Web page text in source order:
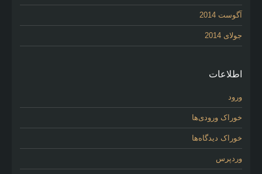
آگوست 2014
جولای 2014
اطلاعات
ورود
خوراک ورودی‌ها
خوراک دیدگاه‌ها
وردپرس